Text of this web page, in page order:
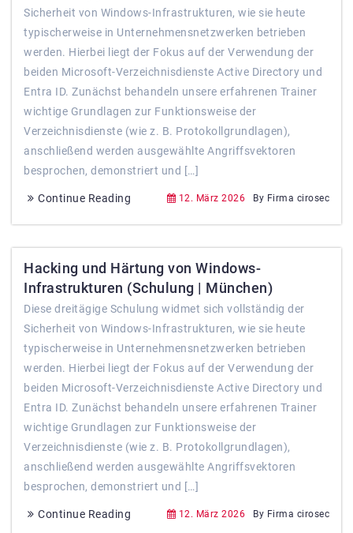
Sicherheit von Windows-Infrastrukturen, wie sie heute
typischerweise in Unternehmensnetzwerken betrieben
werden. Hierbei liegt der Fokus auf der Verwendung der
beiden Microsoft-Verzeichnisdienste Active Directory und
Entra ID. Zunächst behandeln unsere erfahrenen Trainer
wichtige Grundlagen zur Funktionsweise der
Verzeichnisdienste (wie z. B. Protokollgrundlagen),
anschließend werden ausgewählte Angriffsvektoren
besprochen, demonstriert und […]
Continue Reading 12. März 2026 By Firma cirosec
Hacking und Härtung von Windows-
Infrastrukturen (Schulung | München)
Diese dreitägige Schulung widmet sich vollständig der
Sicherheit von Windows-Infrastrukturen, wie sie heute
typischerweise in Unternehmensnetzwerken betrieben
werden. Hierbei liegt der Fokus auf der Verwendung der
beiden Microsoft-Verzeichnisdienste Active Directory und
Entra ID. Zunächst behandeln unsere erfahrenen Trainer
wichtige Grundlagen zur Funktionsweise der
Verzeichnisdienste (wie z. B. Protokollgrundlagen),
anschließend werden ausgewählte Angriffsvektoren
besprochen, demonstriert und […]
Continue Reading 12. März 2026 By Firma cirosec